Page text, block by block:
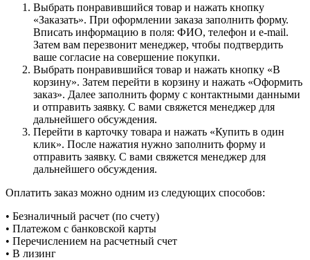
Выбрать понравившийся товар и нажать кнопку
«Заказать». При оформлении заказа заполнить форму.
Вписать информацию в поля: ФИО, телефон и e-mail.
Затем вам перезвонит менеджер, чтобы подтвердить
ваше согласие на совершение покупки.
Выбрать понравившийся товар и нажать кнопку «В
корзину». Затем перейти в корзину и нажать «Оформить
заказ». Далее заполнить форму с контактными данными
и отправить заявку. С вами свяжется менеджер для
дальнейшего обсуждения.
Перейти в карточку товара и нажать «Купить в один
клик». После нажатия нужно заполнить форму и
отправить заявку. С вами свяжется менеджер для
дальнейшего обсуждения.
Оплатить заказ можно одним из следующих способов:
• Безналичный расчет (по счету)
• Платежом с банковской карты
• Перечислением на расчетный счет
• В лизинг